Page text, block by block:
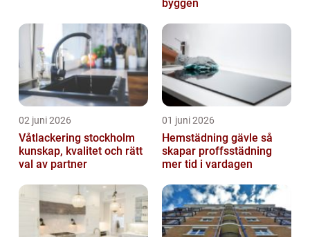
byggen
02 juni 2026
Våtlackering stockholm
kunskap, kvalitet och rätt
val av partner
01 juni 2026
Hemstädning gävle så
skapar proffsstädning
mer tid i vardagen